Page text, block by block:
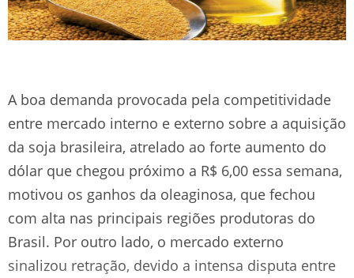
A boa demanda provocada pela competitividade
entre mercado interno e externo sobre a aquisição
da soja brasileira, atrelado ao forte aumento do
dólar que chegou próximo a R$ 6,00 essa semana,
motivou os ganhos da oleaginosa, que fechou
com alta nas principais regiões produtoras do
Brasil. Por outro lado, o mercado externo
sinalizou retração, devido a intensa disputa entre